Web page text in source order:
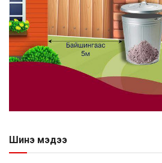
Шинэ мэдээ